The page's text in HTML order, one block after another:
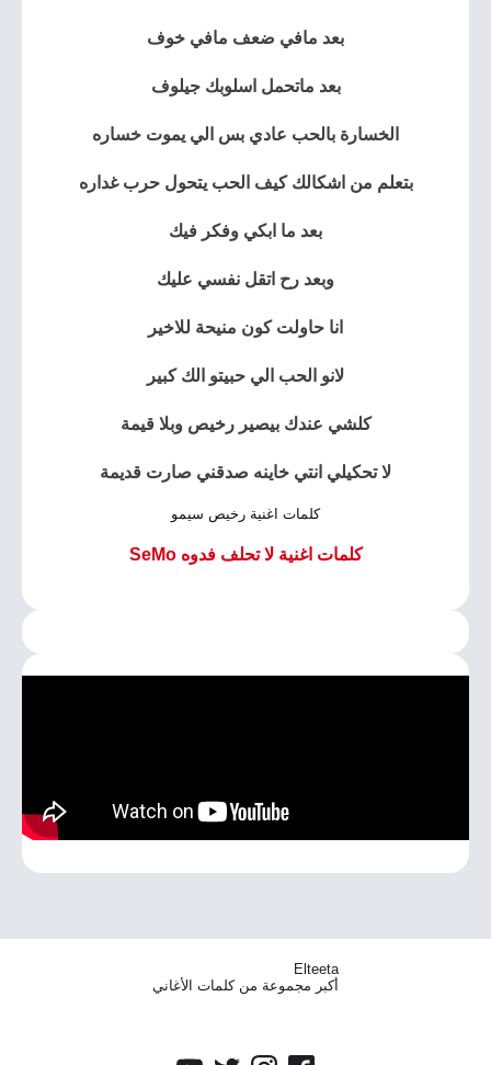
بعد مافي ضعف مافي خوف
بعد ماتحمل اسلوبك جيلوف
الخسارة بالحب عادي بس الي يموت خساره
بتعلم من اشكالك كيف الحب يتحول حرب غداره
بعد ما ابكي وفكر فيك
وبعد رح اتقل نفسي عليك
انا حاولت كون منيحة للاخير
لانو الحب الي حبيتو الك كبير
كلشي عندك بيصير رخيص وبلا قيمة
لا تحكيلي انتي خاينه صدقني صارت قديمة
كلمات اغنية رخيص سيمو
كلمات اغنية لا تحلف فدوه SeMo
Elteeta
أكبر مجموعة من كلمات الأغاني